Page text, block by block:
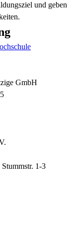
und geben
GmbH
1-3